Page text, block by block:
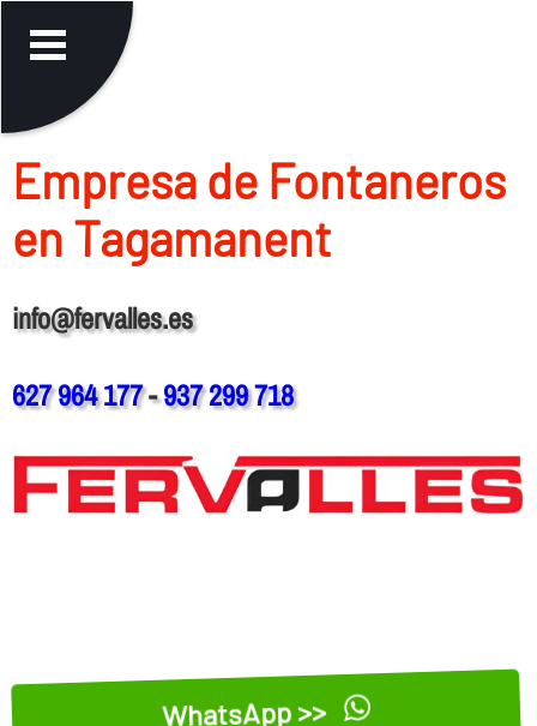
Empresa de Fontaneros
en Tagamanent
info@fervalles.es
627 964 177-937 299 718
WhatsApp >>